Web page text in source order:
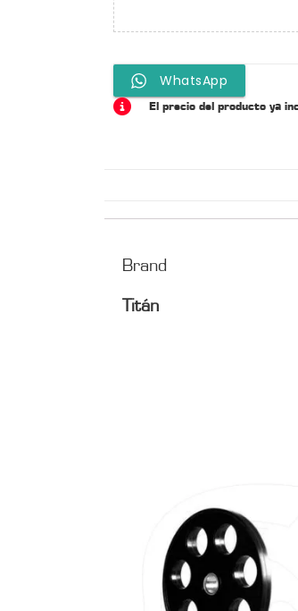
WhatsApp
El precio del producto ya
Brand
Titán